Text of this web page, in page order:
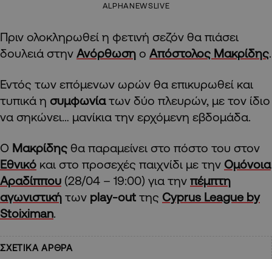
ALPHANEWSLIVE
Πριν ολοκληρωθεί η φετινή σεζόν θα πιάσει
δουλειά στην Ανόρθωση ο Απόστολος Μακρίδης
Εντός των επόμενων ωρών θα επικυρωθεί και
τυπικά η συμφωνίατων δύο πλευρών, με τον ίδιο
να σηκώνει… μανίκια την ερχόμενη εβδομάδα.
O Μακρίδης θα παραμείνει στο πόστο του στον
Εθνικό και στο προσεχές παιχνίδι με την Ομόνοια
Αραδίππου (28/04 – 19:00) για την πέμπτη
αγωνιστική των play-out της Cyprus League by
Stoiximan
ΣΧΕΤΙΚΑ ΑΡΘΡΑ